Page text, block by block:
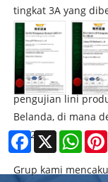
tingkat 3A yang
"perusahaan
dan Ekspor",
pelanggan dengan
mendirikan kantor
pengujian lini
Belanda, di mana
2012.
Grup kami
Facebook
X